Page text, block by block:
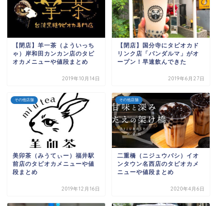
【閉店】羊一茶（よういっち
ゃ）岸和田カンカン店のタピ
オカメニューや値段まとめ
2019年10月14日
【閉店】国分寺にタピオカド
リンク店「パンダルマ」がオ
ープン！早速飲んできた
2019年6月27日
その他店舗
美卯茶（みうてぃー）福井駅
前店のタピオカメニューや値
段まとめ
2019年12月16日
その他店舗
二重橋（ニジュウバシ）イオ
ンタウン名西店のタピオカメ
ニューや値段まとめ
2020年4月6日